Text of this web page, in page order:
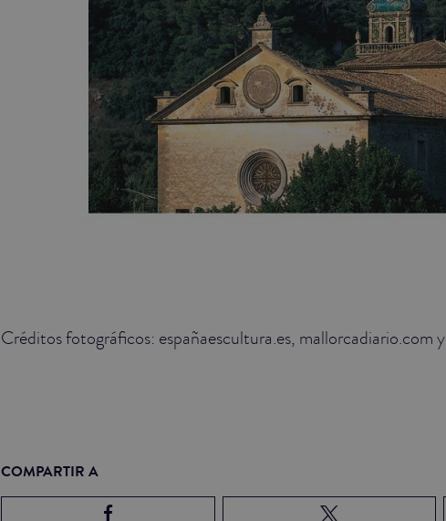
Créditos fotográficos: españaescultura.es, mallorcadiario.com
COMPARTIR A